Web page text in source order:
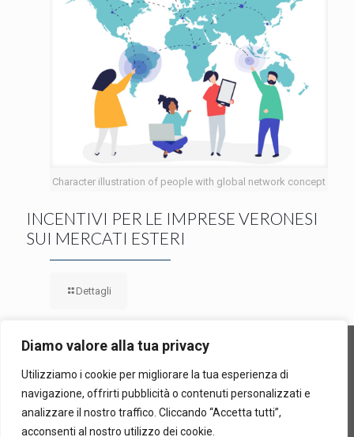
Diamo valore alla tua privacy
Utilizziamo i cookie per migliorare la tua esperienza di
navigazione, offrirti pubblicità o contenuti personalizzati e
analizzare il nostro traffico. Cliccando “Accetta tutti”,
acconsenti al nostro utilizzo dei cookie.
Character illustration of people with global network concept
INCENTIVI PER LE IMPRESE VERONESI
SUI MERCATI ESTERI
Dettagli
Confiditer Cooperativa di Garanzia Collettiva Fidi, In Sigla
"Confiditer" | Via Sommacampagna, 63/h – 37137 Verona |
P.iva-CF 00712700236 |Privacy Policy